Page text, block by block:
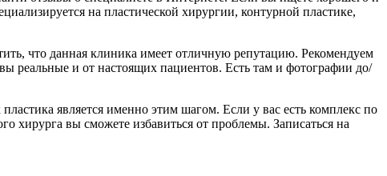
на пластической хирургии, контурной пластике,
что данная клиника имеет отличную репутацию. Рекомендуем
реальные и от настоящих пациентов. Есть там и фотографии до/
является именно этим шагом. Если у вас есть комплекс по
хирурга вы сможете избавиться от проблемы. Записаться на